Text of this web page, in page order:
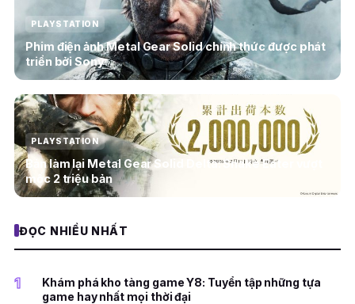
PLAYSTATION
Phim điện ảnh Metal Gear Solid chính thức được phát
triển bởi Sony
PLAYSTATION
Bản làm lại Metal Gear Solid Delta: Snake Eater vượt
mốc 2 triệu bản
ĐỌC NHIỀU NHẤT
1
Khám phá kho tàng game Y8: Tuyển tập những tựa
game hay nhất mọi thời đại